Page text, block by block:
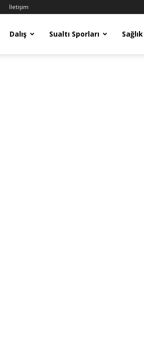
İletişim
Dalış Sualtı Sporları Sağlık